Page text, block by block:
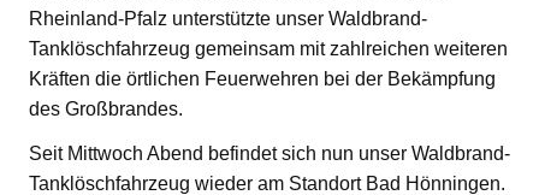
Rheinland-Pfalz unterstützte unser Waldbrand-
Tanklöschfahrzeug gemeinsam mit zahlreichen weiteren
Kräften die örtlichen Feuerwehren bei der Bekämpfung
des Großbrandes.
Seit Mittwoch Abend befindet sich nun unser Waldbrand-
Tanklöschfahrzeug wieder am Standort Bad Hönningen.